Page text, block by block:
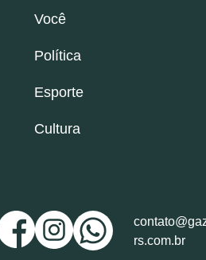
Você
Política
Esporte
Cultura
rs.com.br